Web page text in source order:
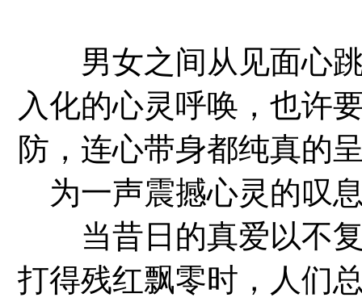
男女之间从见面心跳
入化的心灵呼唤，也许
防，连心带身都纯真的
为一声震撼心灵的
当昔日的真爱以不复
打得残红飘零时，人们